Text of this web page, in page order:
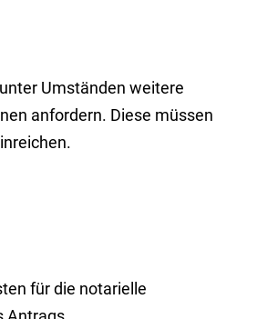
Umständen weitere
anfordern. Diese müssen
für die notarielle